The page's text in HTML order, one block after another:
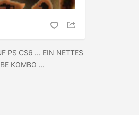
PS CS6 ... EIN NETTES
KOMBO ...